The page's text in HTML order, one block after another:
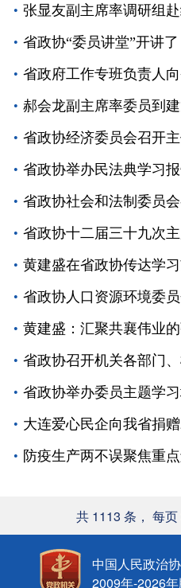
省政协“委员讲堂”开讲了
郝会龙副主席率委员到
省政协举办民法典学习
省政协社会和法制委员
刘睦终副主席出席会议
省政协十二届三十九次
黄建盛主持并讲话
黄建盛在省政协传达学
为龙江全面振兴全方位
黄建盛：汇聚共襄伟业
省政协召开机关各部门
省政协举办委员主题学
大连爱心民企向我省捐
防疫生产两不误聚焦重
共 1113 条， 每
中国人民政治
2009年-2026